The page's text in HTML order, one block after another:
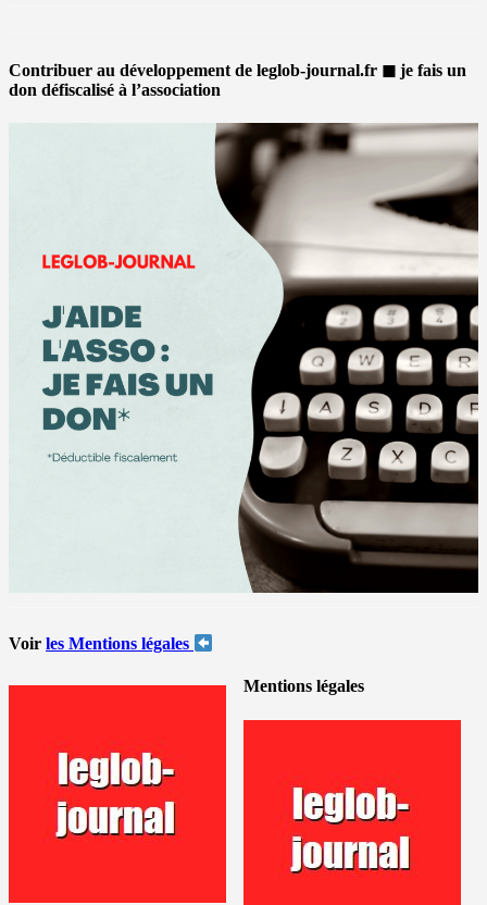
Contribuer au développement de leglob-journal.fr ◼ je fais un
don défiscalisé à l’association
Voir les Mentions légales
Mentions légales